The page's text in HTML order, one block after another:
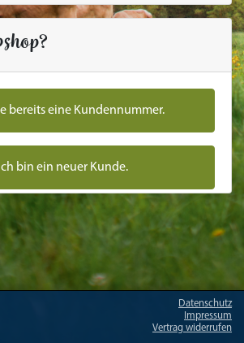
bereits eine Kundennummer.
Ich bin ein neuer Kunde.
Datenschutz
Impressum
Vertrag widerrufen